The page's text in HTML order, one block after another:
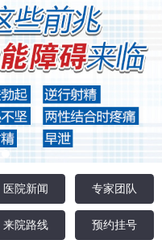
医院新闻 专家团队
来院路线 预约挂号